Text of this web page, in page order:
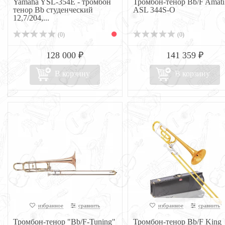
Yamaha YSL-354E - тромбон
тенор Bb студенческий
12,7/204,...
(0)
128 000 ₽
В корзину
Тромбон-тенор Bb/F Amati
ASL 344S-O
(0)
141 359 ₽
В корзину
избранное сравнить
Тромбон-тенор "Bb/F-Tuning"
избранное сравнить
Тромбон-тенор Bb/F King